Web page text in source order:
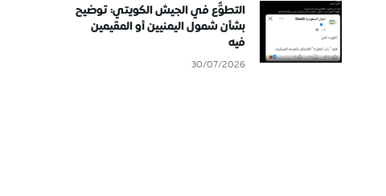
التطوُّع في الجيش الكويتي: توضيح
بشأن شمول اليمنيين أو المقيمين
فيه
30/07/2026